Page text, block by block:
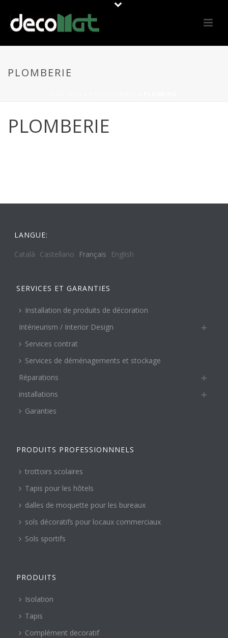
PLOMBERIE
PLOMBERIE
LANGUE:
Català Castellano Français English
SERVICES ET GARANTIES
Installation de produits de décoration
Intérieurism / Interior Design
Services contrat
Services de déménagements et stockage
Réparations
installations
Garanties
PRODUITS PROFESSIONNNELS
trottoirs scolaires
Tapis pour les hôtels
dalles de moquette pour les bureaux
sols décoratifs pour locaux commerciaux
Sols sportifs
PRODUITS
Isolation
Tapis
Complément decoratif